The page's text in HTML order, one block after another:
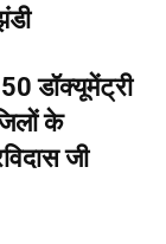
डॉक्यूमेंट्री
के
जी